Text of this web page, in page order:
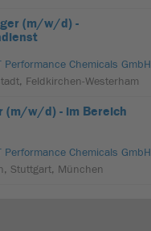
(m/w/d) -
Performance Chemicals GmbH
Feldkirchen-Westerham
(m/w/d) - im Bereich
Performance Chemicals GmbH
Stuttgart, München